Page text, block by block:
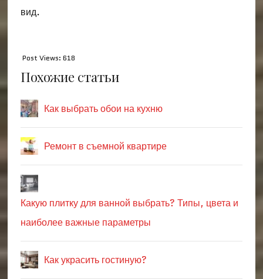
вид.
Post Views: 618
Похожие статьи
Как выбрать обои на кухню
Ремонт в съемной квартире
Какую плитку для ванной выбрать? Типы, цвета и
наиболее важные параметры
Как украсить гостиную?